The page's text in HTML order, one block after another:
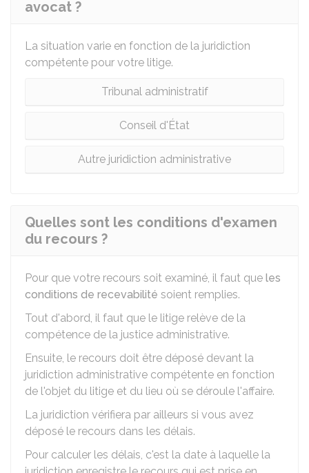
avocat ?
La situation varie en fonction de la juridiction
compétente pour votre litige.
Tribunal administratif
Conseil d'État
Autre juridiction administrative
Quelles sont les conditions d'examen
du recours ?
Pour que votre recours soit examiné, il faut que les
conditions de recevabilité soient remplies.
Tout d'abord, il faut que le litige relève de la
compétence de la justice administrative.
Ensuite, le recours doit être déposé devant la
juridiction administrative compétente en fonction
de l'objet du litige et du lieu où se déroule l'affaire.
La juridiction vérifiera par ailleurs si vous avez
déposé le recours dans les délais.
Pour calculer les délais, c'est la date à laquelle la